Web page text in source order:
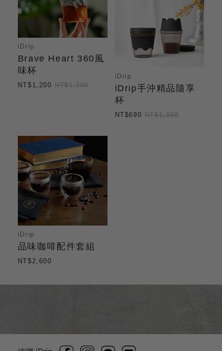
iDrip
Brave Heart 360風
味杯
NT$1,200NT$1,300
iDrip
iDrip手沖精品隨享
杯
NT$690 NT$1,100
iDrip
品味咖啡配件套組
NT$2,600